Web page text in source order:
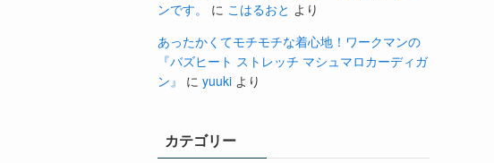
ンです。
に こはるおと より
あったかくてモチモチな着心地！ワークマンの
『バズヒート ストレッチ マシュマロカーディガ
ン』
に yuuki より
カテゴリー